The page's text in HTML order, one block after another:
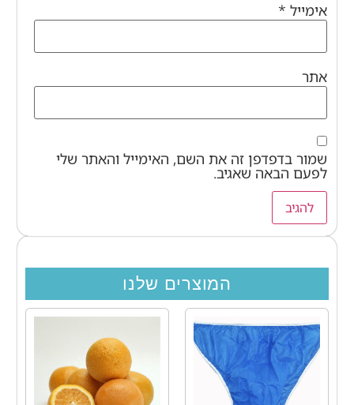
המוצרים שלנו
אימייל *
אתר
שמור בדפדפן זה את השם, האימייל והאתר שלי
לפעם הבאה שאגיב.